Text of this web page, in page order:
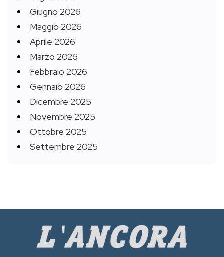
Giugno 2026
Maggio 2026
Aprile 2026
Marzo 2026
Febbraio 2026
Gennaio 2026
Dicembre 2025
Novembre 2025
Ottobre 2025
Settembre 2025